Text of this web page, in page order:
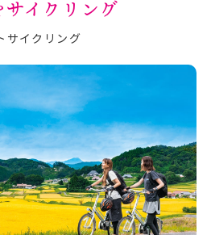
イクリング
サイクリング